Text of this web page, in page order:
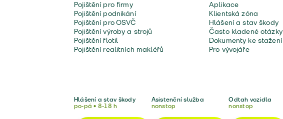
Pojištění pro firmy
Pojištění podnikání
Pojištění pro OSVČ
Pojištění výroby a strojů
Pojištění flotil
Pojištění realitních makléřů
Aplikace
Klientská zóna
Hlášení a stav škody
Často kladené otázky
Dokumenty ke stažení
Pro vývojáře
Hlášení a stav škody
po-pá • 8-18 h
Asistenční služba
nonstop
Odtah vozidla
nonstop